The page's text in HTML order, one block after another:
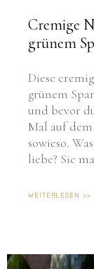
Cremige
grünem
grünem
und bevor
Mal auf
sowieso.
liebe? Sie